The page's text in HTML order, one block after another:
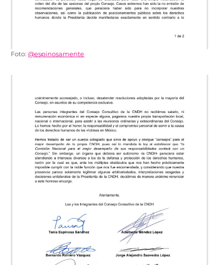
Foto:@espinosamente